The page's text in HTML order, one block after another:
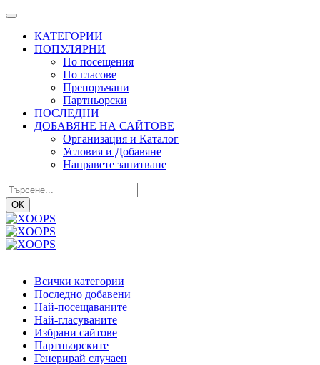
КАТЕГОРИИ
ПОПУЛЯРНИ
По посещения
По гласове
Препоръчани
Партньорски
ПОСЛЕДНИ
ДОБАВЯНЕ НА САЙТОВЕ
Организация и Каталог
Условия и Добавяне
Направете запитване
ОК
Всички категории
Последно добавени
Най-посещаваните
Най-гласуваните
Избрани сайтове
Партньорските
Генерирай случаен